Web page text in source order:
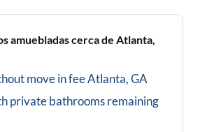
amuebladas cerca de Atlanta,
move in feeAtlanta, GA
private bathroomsremaining